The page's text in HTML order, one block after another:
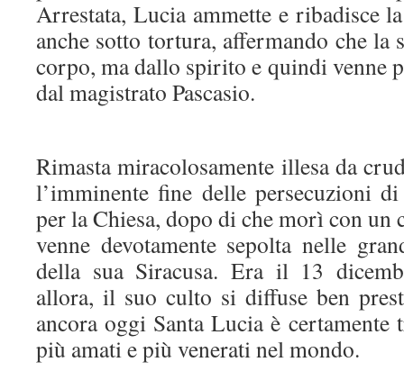
Arrestata, Lucia ammette e ribadisce
anche sotto tortura, affermando che la
corpo, ma dallo spirito e quindi venne
dal magistrato Pascasio.
Rimasta miracolosamente illesa da
l’imminente fine delle persecuzioni
per la Chiesa, dopo di che morì con un
venne devotamente sepolta nelle
della sua Siracusa. Era il 13
allora, il suo culto si diffuse ben
ancora oggi Santa Lucia è
più amati e più venerati nel mondo.